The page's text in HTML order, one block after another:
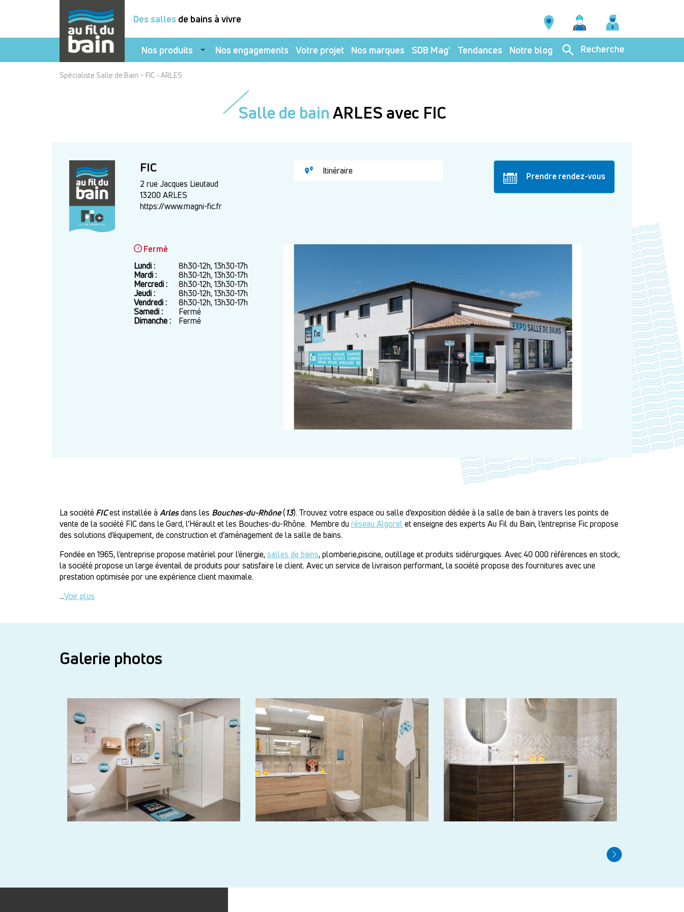
Des salles de bains à vivre
Nos produits Nos engagements Votre projet Nos marques SDB Mag' Tendances Notre blog Recherche
Spécialiste Salle de Bain - FIC - ARLES
Salle de bainARLES avec FIC
FIC
2 rue Jacques Lieutaud
13200 ARLES
https://www.magni-fic.fr
Itinéraire Prendre rendez-vous
Fermé
Jour
Plage
horaire
Lundi :
8h30-12h, 13h30-17h
Mardi :
8h30-12h, 13h30-17h
Mercredi :
8h30-12h, 13h30-17h
Jeudi :
8h30-12h, 13h30-17h
Vendredi :
8h30-12h, 13h30-17h
Samedi :
Fermé
Dimanche :
Fermé
La sociétéFICest installée à Arlesdans les Bouches-du-Rhône(13). Trouvez votre espace ou salle d’exposition dédiée à la salle de bain à travers les points de
vente de la société FIC dans le Gard, l’Hérault et les Bouches-du-Rhône. Membre du réseau Algorelet enseigne des experts Au Fil du Bain, l’entreprise Fic propose
des solutions d’équipement, de construction et d’aménagement de la salle de bains.
Fondée en 1965, l'entreprise propose matériel pour l'énergie,salles de bains, plomberie,piscine, outillage et produits sidérurgiques. Avec 40 000 références en stock,
la société propose un large éventail de produits pour satisfaire le client. Avec un service de livraison performant, la société propose des fournitures avec une
prestation optimisée por une expérience client maximale.
...Voir plus
Galerie photos